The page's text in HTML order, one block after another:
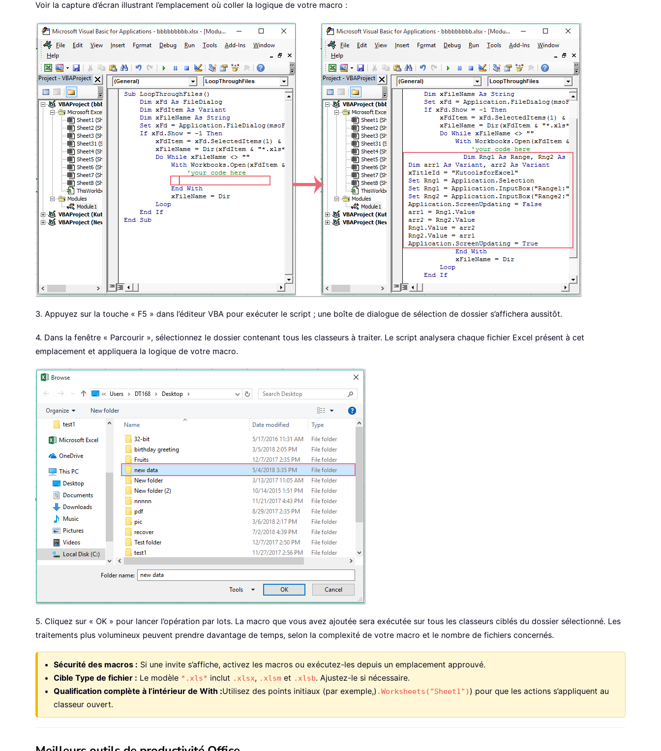
Voir la capture d’écran illustrant l’emplacement où coller la logique de votre macro :
3. Appuyez sur la touche « F5 » dans l’éditeur VBA pour exécuter le script ; une boîte de dialogue de sélection de dossier s’affichera aussitôt.
4. Dans la fenêtre « Parcourir », sélectionnez le dossier contenant tous les classeurs à traiter. Le script analysera chaque fichier Excel présent à cet
emplacement et appliquera la logique de votre macro.
5. Cliquez sur « OK » pour lancer l’opération par lots. La macro que vous avez ajoutée sera exécutée sur tous les classeurs ciblés du dossier sélectionné. Les
traitements plus volumineux peuvent prendre davantage de temps, selon la complexité de votre macro et le nombre de fichiers concernés.
Sécurité des macros : Si une invite s’affiche, activez les macros ou exécutez-les depuis un emplacement approuvé.
Cible Type de fichier : Le modèle *.xls* inclut .xlsx, .xlsm et .xlsb. Ajustez-le si nécessaire.
Qualification complète à l’intérieur de With :Utilisez des points initiaux (par exemple,) .Worksheets("Sheet1") ) pour que les actions s’appliquent au
classeur ouvert.